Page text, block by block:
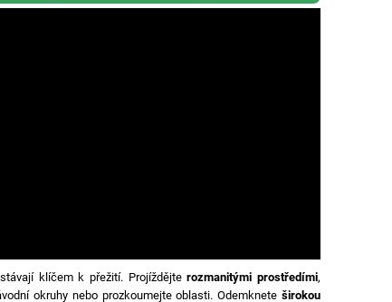
klíčem k přežití. Projíždějterozmanitými prostředími,
okruhy nebo prozkoumejte oblasti. Odemknete širokou